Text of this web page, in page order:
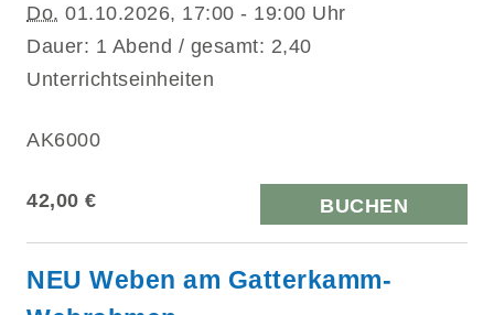
Do. 01.10.2026, 17:00 - 19:00 Uhr
Dauer: 1 Abend / gesamt: 2,40
Unterrichtseinheiten
AK6000
42,00 € BUCHEN
NEU Weben am Gatterkamm-